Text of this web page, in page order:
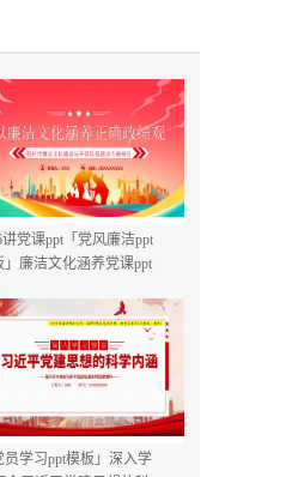
讲党课ppt「党风廉洁ppt
」廉洁文化涵养党课ppt
员学习ppt模板」深入学